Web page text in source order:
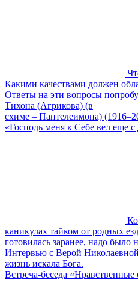
Какими качествами должен
Ответы на эти вопросы
Тихона (Агрикова) (в
схиме – Пантелеимона)
«Господь меня к Себе вел еще с
каникулах тайком от родных
готовилась заранее, надо было
Интервью с Верой
жизнь искала Бога.
Встреча-беседа